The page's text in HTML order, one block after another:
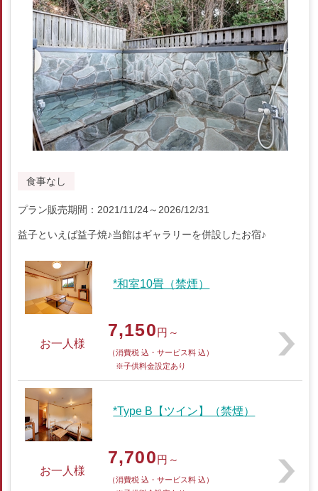
食事なし
プラン販売期間：2021/11/24～2026/12/31
益子といえば益子焼♪当館はギャラリーを併設したお宿♪
*和室10畳（禁煙）
お一人様
7,150円～
（消費税 込・サービス料 込）
※子供料金設定あり
*Type B【ツイン】（禁煙）
お一人様
7,700円～
（消費税 込・サービス料 込）